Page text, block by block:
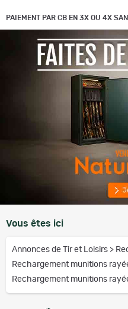
PAIEMENT PAR CB EN 3X OU 4X
Vous êtes ici
Annonces de Tir et Loisirs >
Rechargement munitions
Rechargement munitions